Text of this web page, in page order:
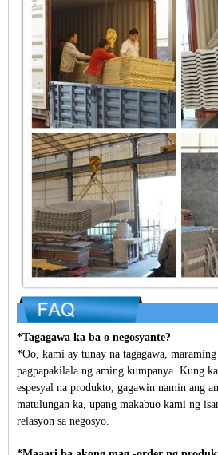
*Tagagawa ka ba o negosyante?
*Oo, kami ay tunay na tagagawa, maraming
pagpapakilala ng aming kumpanya. Kung
espesyal na produkto, gagawin namin ang
matulungan ka, upang makabuo kami ng
relasyon sa negosyo.